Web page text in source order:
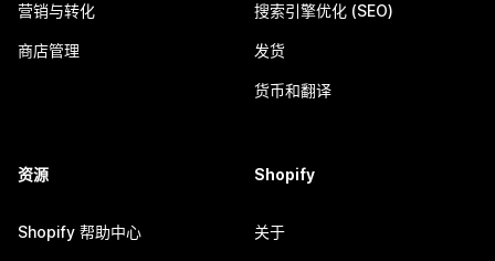
营销与转化
商店管理
搜索引擎优化 (SEO)
发货
货币和翻译
资源
Shopify 帮助中心
Shopify
关于